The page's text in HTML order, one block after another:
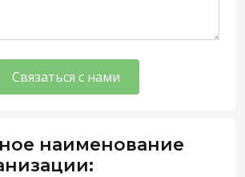
Связаться с нами
наименование